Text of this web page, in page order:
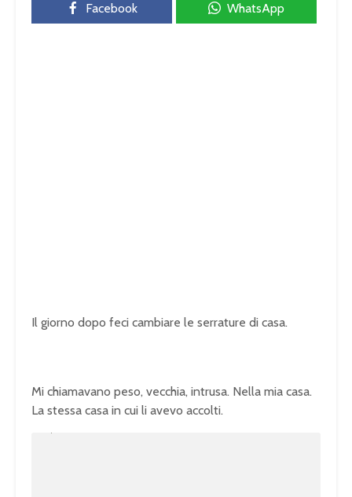
Facebook WhatsApp
Il giorno dopo feci cambiare le serrature di casa.
Mi chiamavano peso, vecchia, intrusa. Nella mia casa.
La stessa casa in cui li avevo accolti.